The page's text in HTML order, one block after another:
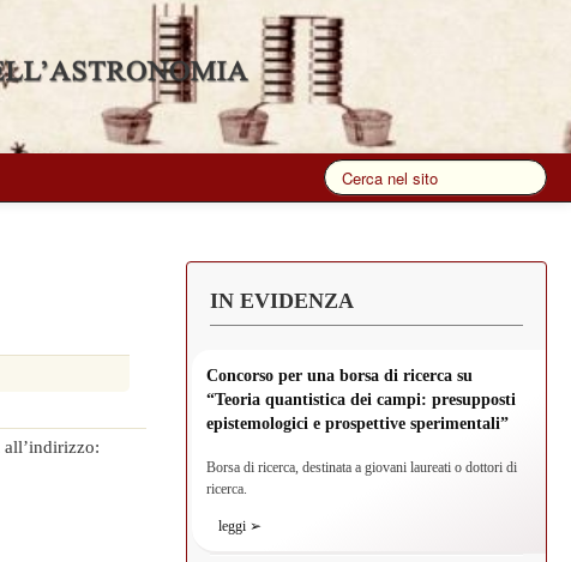
all’indirizzo:
IN EVIDENZA
Concorso per una borsa di ricerca su
“Teoria quantistica dei campi: presupposti
epistemologici e prospettive sperimentali”
Borsa di ricerca, destinata a giovani laureati o dottori di
ricerca.
leggi ➢